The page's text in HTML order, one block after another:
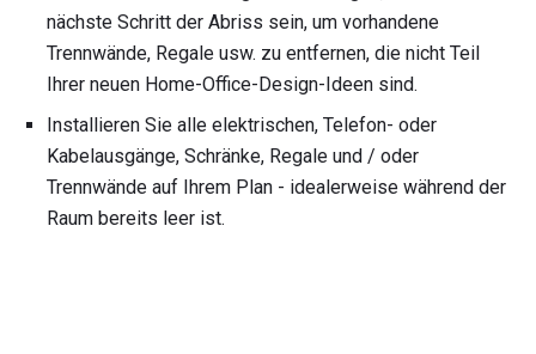
nächste Schritt der Abriss sein, um vorhandene
Trennwände, Regale usw. zu entfernen, die nicht Teil
Ihrer neuen Home-Office-Design-Ideen sind.
Installieren Sie alle elektrischen, Telefon- oder
Kabelausgänge, Schränke, Regale und / oder
Trennwände auf Ihrem Plan - idealerweise während der
Raum bereits leer ist.